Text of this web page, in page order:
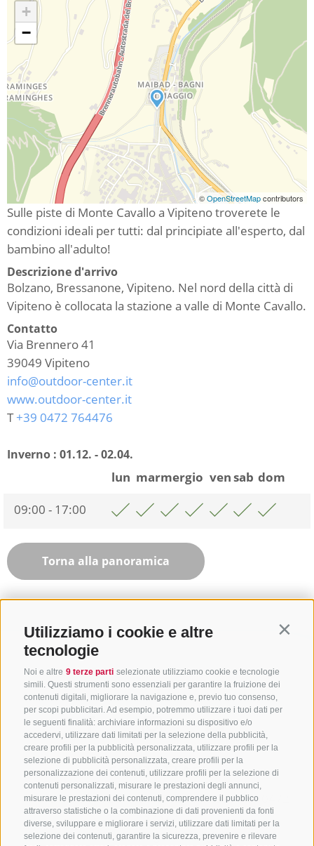
Utilizziamo i cookie e altre
tecnologie
Noi e altre 9 terze parti selezionate utilizziamo cookie e tecnologie
simili. Questi strumenti sono essenziali per garantire la fruizione dei
contenuti digitali, migliorare la navigazione e, previo tuo consenso,
per scopi pubblicitari. Ad esempio, potremmo utilizzare i tuoi dati per
le seguenti finalità: archiviare informazioni su dispositivo e/o
accedervi, utilizzare dati limitati per la selezione della pubblicità,
creare profili per la pubblicità personalizzata, utilizzare profili per la
selezione di pubblicità personalizzata, creare profili per la
personalizzazione dei contenuti, utilizzare profili per la selezione di
contenuti personalizzati, misurare le prestazioni degli annunci,
misurare le prestazioni dei contenuti, comprendere il pubblico
attraverso statistiche o la combinazione di dati provenienti da fonti
diverse, sviluppare e migliorare i servizi, utilizzare dati limitati per la
selezione dei contenuti, garantire la sicurezza, prevenire e rilevare
+
−
©OpenStreetMapcontributors
Sulle piste di Monte Cavallo a Vipiteno troverete le
condizioni ideali per tutti: dal principiate all'esperto, dal
bambino all'adulto!
Descrizione d'arrivo
Bolzano, Bressanone, Vipiteno. Nel nord della città di
Vipiteno è collocata la stazione a valle di Monte Cavallo.
Contatto
Via Brennero 41
39049 Vipiteno
info@outdoor-center.it
www.outdoor-center.it
T+39 0472 764476
Inverno : 01.12. - 02.04.
lun marmergio vensab dom
09:00 - 17:00
Torna alla panoramica
CONTATTACI
+39 0472 765325/+39 0472 760608/+39 0472
632372
info@sterzing-ratschings.it